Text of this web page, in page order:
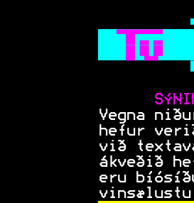


Vegna
hefur
við
ákveðið
eru